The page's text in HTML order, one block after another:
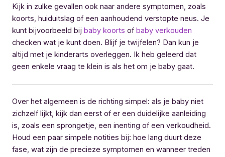
Kijk in zulke gevallen ook naar andere symptomen, zoals
koorts, huiduitslag of een aanhoudend verstopte neus. Je
kunt bijvoorbeeld bij baby koorts of baby verkouden
checken wat je kunt doen. Blijf je twijfelen? Dan kun je
altijd met je kinderarts overleggen. Ik heb geleerd dat
geen enkele vraag te klein is als het om je baby gaat.
Over het algemeen is de richting simpel: als je baby niet
zichzelf lijkt, kijk dan eerst of er een duidelijke aanleiding
is, zoals een sprongetje, een inenting of een verkoudheid.
Houd een paar simpele notities bij: hoe lang duurt deze
fase, wat zijn de precieze symptomen en wanneer treden